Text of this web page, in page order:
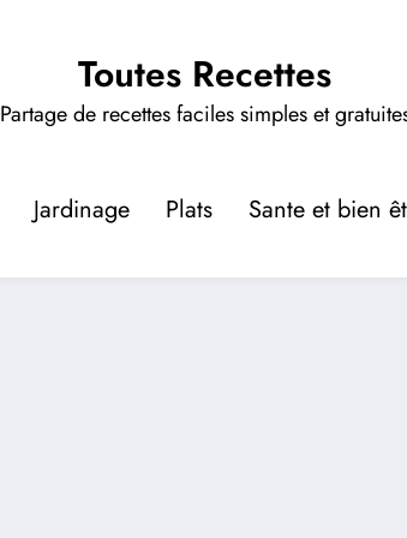
Toutes Recettes
Partage de recettes faciles simples et
Jardinage Plats Sante et bien